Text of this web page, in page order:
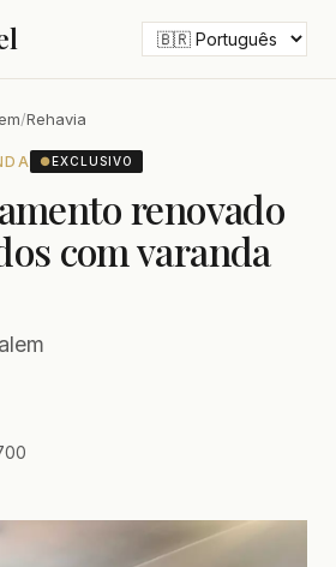
/Rehavia
●EXCLUSIVO
renovado
com varanda